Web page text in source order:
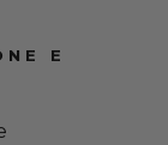
E